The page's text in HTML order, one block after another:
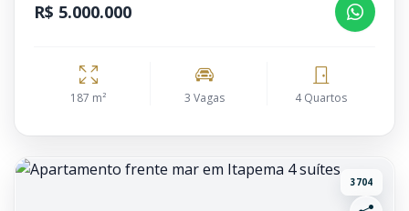
R$ 5.000.000
187 m² 3 Vagas 4 Quartos
3704